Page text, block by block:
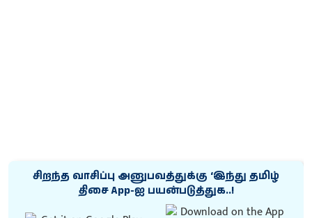
சிறந்த வாசிப்பு அனுபவத்துக்கு ‘இந்து தமிழ்
திசை App-ஐ பயன்படுத்துக..!